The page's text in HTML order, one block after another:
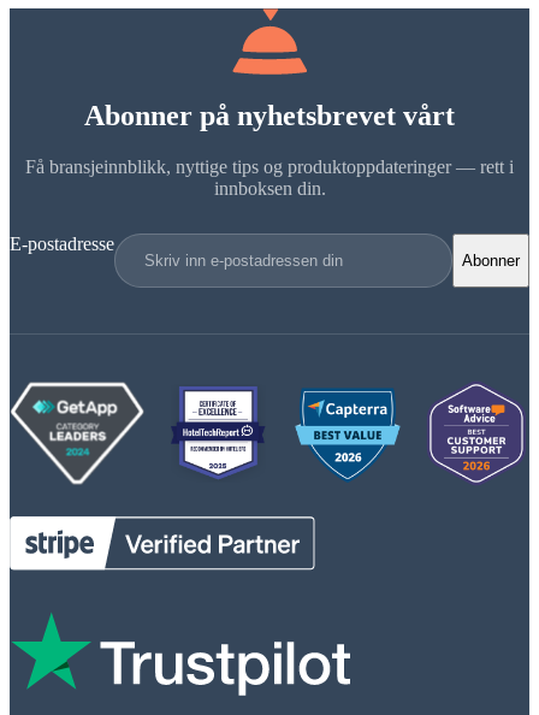
Abonner på nyhetsbrevet vårt
Få bransjeinnblikk, nyttige tips og produktoppdateringer — rett i
innboksen din.
E-postadresse
Abonner